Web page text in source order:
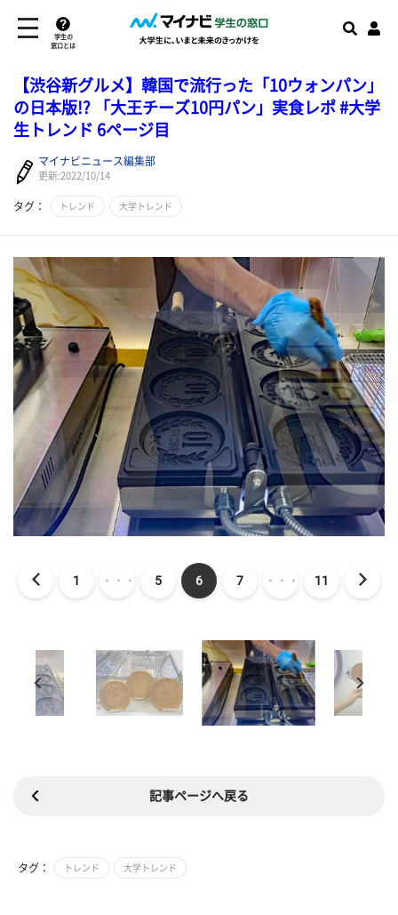
学生の
窓口とは
【渋谷新グルメ】韓国で流行った「10ウォンパン」
の日本版!? 「大王チーズ10円パン」実食レポ #大学
生トレンド 6ページ目
マイナビニュース編集部
更新:2022/10/14
タグ： トレンド 大学トレンド
1 ・・・ 5 6 7 ・・・ 11
記事ページへ戻る
タグ： トレンド 大学トレンド